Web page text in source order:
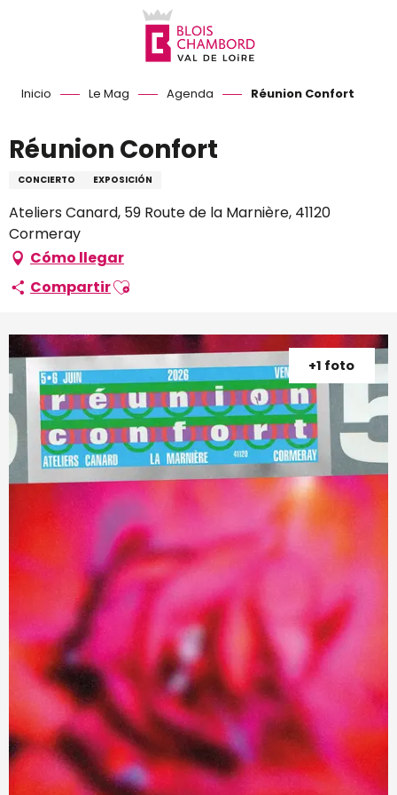
Inicio Le Mag Agenda Réunion Confort
Réunion Confort
CONCIERTO EXPOSICIÓN
Ateliers Canard, 59 Route de la Marnière, 41120
Cormeray
Cómo llegar
CompartirAjouter aux favoris
+1 foto